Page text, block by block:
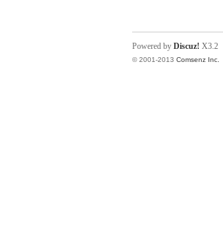
Powered by Discuz! X3.2
© 2001-2013 Comsenz Inc.